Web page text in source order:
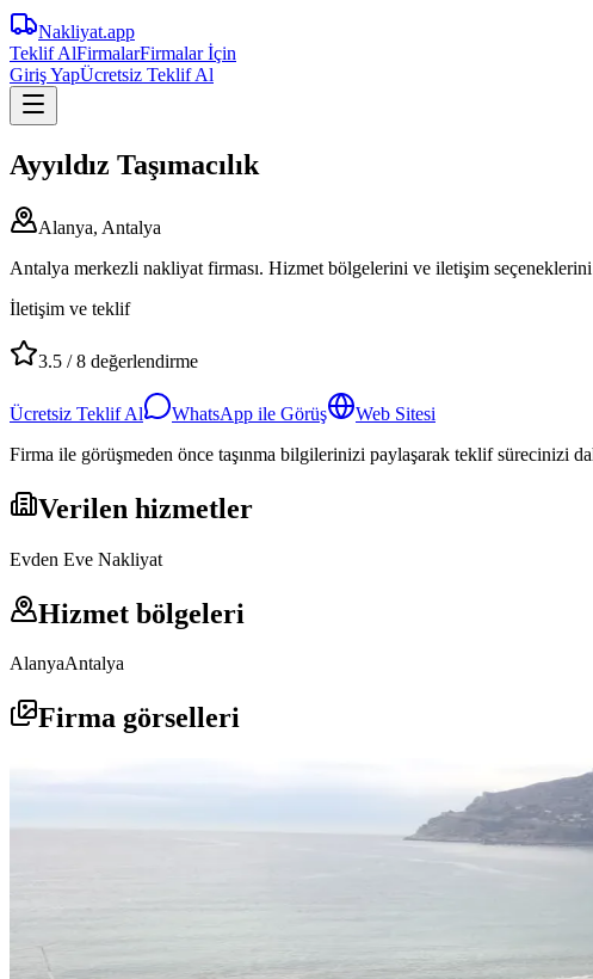
Nakliyat.app
Teklif AlFirmalarFirmalar İçin
Giriş YapÜcretsiz Teklif Al
Ayyıldız Taşımacılık
Alanya, Antalya
Antalya merkezli nakliyat firması. Hizmet bölgelerini ve iletişim
İletişim ve teklif
3.5 /8 değerlendirme
Ücretsiz Teklif Al WhatsApp ile Görüş
Web Sitesi
Firma ile görüşmeden önce taşınma bilgilerinizi paylaşarak teklif sürecinizi
Verilen hizmetler
Evden Eve Nakliyat
Hizmet bölgeleri
AlanyaAntalya
Firma görselleri